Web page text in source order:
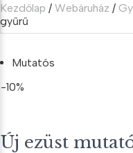
Kezdőlap / Webáruház /
gyűrű
Mutatós
-10%
Új ezüst